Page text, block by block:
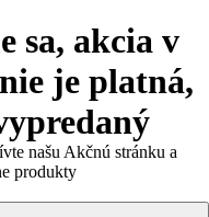
sa, akcia v
je platná,
našu Akčnú stránku a
produkty